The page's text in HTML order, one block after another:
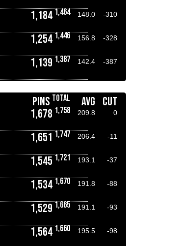
1,184 1,464 148.0
-310
1,254 1,446 156.8
-328
1,139 1,387 142.4
-387
PINS TOTAL AVG CUT
1,678 1,758 209.8
0
1,651 1,747 206.4
-11
1,545 1,721 193.1
-37
1,534 1,670 191.8
-88
1,529 1,665 191.1
-93
1,564 1,660 195.5
-98